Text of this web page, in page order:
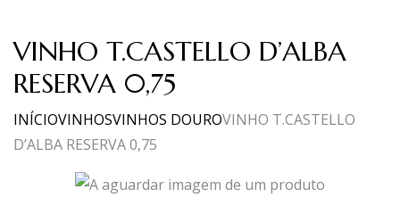
VINHO T.CASTELLO D’ALBA
RESERVA 0,75
INÍCIOVINHOSVINHOS DOUROVINHO T.CASTELLO
D’ALBA RESERVA 0,75